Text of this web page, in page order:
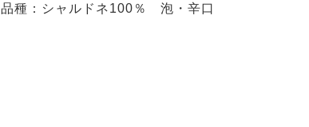
品種：シャルドネ100％ 泡・辛口